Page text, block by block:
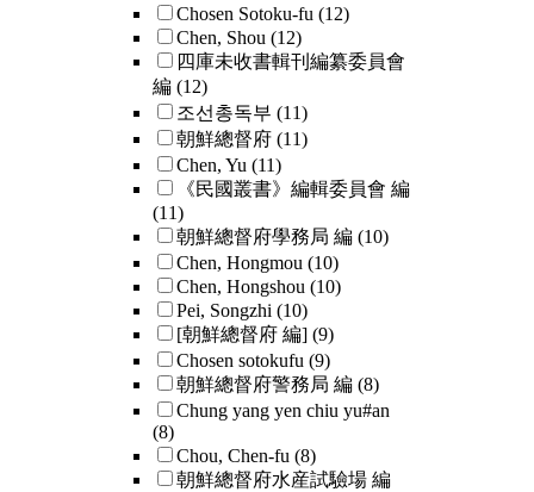
Chosen Sotoku-fu (12)
Chen, Shou (12)
四庫未收書輯刊編纂委員會
編 (12)
조선총독부 (11)
朝鮮總督府 (11)
Chen, Yu (11)
《民國叢書》編輯委員會 編
(11)
朝鮮總督府學務局 編 (10)
Chen, Hongmou (10)
Chen, Hongshou (10)
Pei, Songzhi (10)
[朝鮮總督府 編] (9)
Chosen sotokufu (9)
朝鮮總督府警務局 編 (8)
Chung yang yen chiu yu#an
(8)
Chou, Chen-fu (8)
朝鮮總督府水産試驗場 編